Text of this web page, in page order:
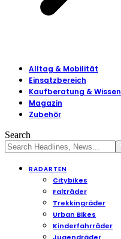
Alltag & Mobilität
Einsatzbereich
Kaufberatung & Wissen
Magazin
Zubehör
Search
RADARTEN
Citybikes
Falträder
Trekkingräder
Urban Bikes
Kinderfahrräder